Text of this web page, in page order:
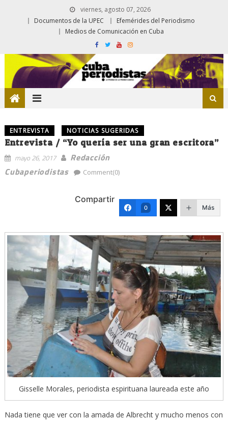
viernes, agosto 07, 2026
Documentos de la UPEC
Efemérides del Periodismo
Medios de Comunicación en Cuba
ENTREVISTA NOTICIAS SUGERIDAS
Entrevista / “Yo quería ser una gran escritora”
mayo 26, 2017
Redacción
Cubaperiodistas
Comment(0)
Compartir
0 Más
Gisselle Morales, periodista espirituana laureada este año
Nada tiene que ver con la amada de Albrecht y mucho menos con